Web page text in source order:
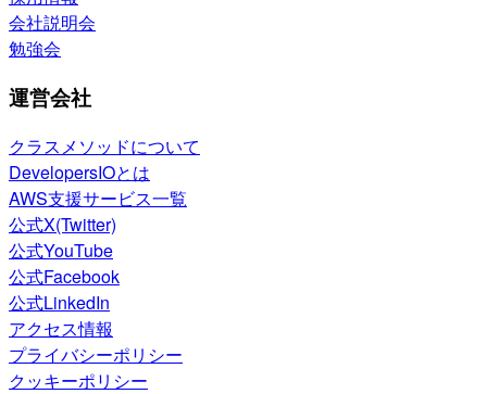
会社説明会
勉強会
運営会社
クラスメソッドについて
DevelopersIOとは
AWS支援サービス一覧
公式X(Twitter)
公式YouTube
公式Facebook
公式LinkedIn
アクセス情報
プライバシーポリシー
クッキーポリシー